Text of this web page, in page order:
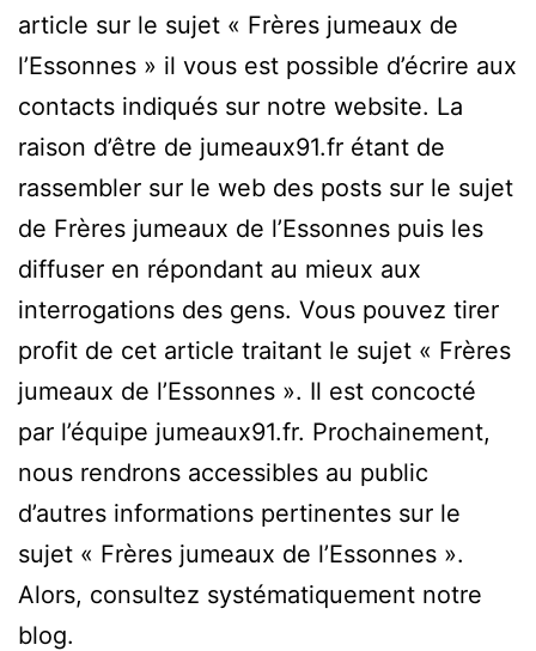
article sur le sujet « Frères jumeaux de
l’Essonnes » il vous est possible d’écrire aux
contacts indiqués sur notre website. La
raison d’être de jumeaux91.fr étant de
rassembler sur le web des posts sur le sujet
de Frères jumeaux de l’Essonnes puis les
diffuser en répondant au mieux aux
interrogations des gens. Vous pouvez tirer
profit de cet article traitant le sujet « Frères
jumeaux de l’Essonnes ». Il est concocté
par l’équipe jumeaux91.fr. Prochainement,
nous rendrons accessibles au public
d’autres informations pertinentes sur le
sujet « Frères jumeaux de l’Essonnes ».
Alors, consultez systématiquement notre
blog.